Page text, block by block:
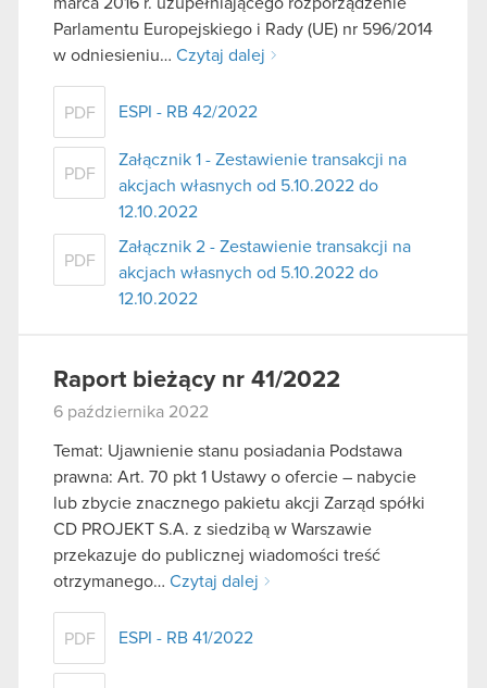
marca 2016 r. uzupełniającego rozporządzenie
Parlamentu Europejskiego i Rady (UE) nr 596/2014
w odniesieniu… Czytaj dalej
PDF ESPI - RB 42/2022
PDF
Załącznik 1 - Zestawienie transakcji na
akcjach własnych od 5.10.2022 do
12.10.2022
PDF
Załącznik 2 - Zestawienie transakcji na
akcjach własnych od 5.10.2022 do
12.10.2022
Raport bieżący nr 41/2022
6 października 2022
Temat: Ujawnienie stanu posiadania Podstawa
prawna: Art. 70 pkt 1 Ustawy o ofercie – nabycie
lub zbycie znacznego pakietu akcji Zarząd spółki
CD PROJEKT S.A. z siedzibą w Warszawie
przekazuje do publicznej wiadomości treść
otrzymanego… Czytaj dalej
PDF ESPI - RB 41/2022